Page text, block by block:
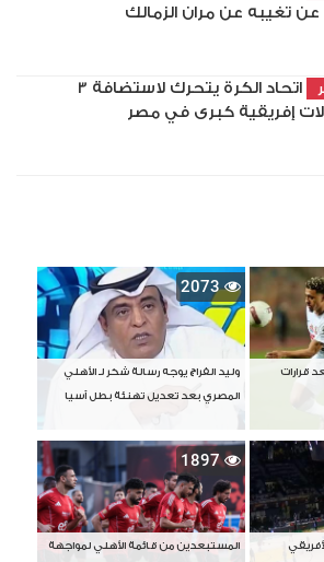
عن تغيبه عن مران الزمالك
اتحاد الكرة يتحرك لاستضافة 3
إفريقية كبرى في مصر
قرارات
2073
وليد الفراج يوجه رسالة شكر لـ الأهلي
المصري بعد تعديل تهنئة بطل آسيا
1897
المستبعدين من قائمة الأهلي لمواجهة